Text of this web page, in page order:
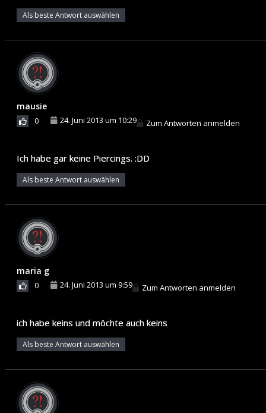
Als beste Antwort auswählen
mausie
0 24. Juni 2013 um 10:29 Zum Antworten anmelden
Ich habe gar keine Piercings. :DD
Als beste Antwort auswählen
maria g
0 24. Juni 2013 um 9:59 Zum Antworten anmelden
ich habe keins und möchte auch keins
Als beste Antwort auswählen